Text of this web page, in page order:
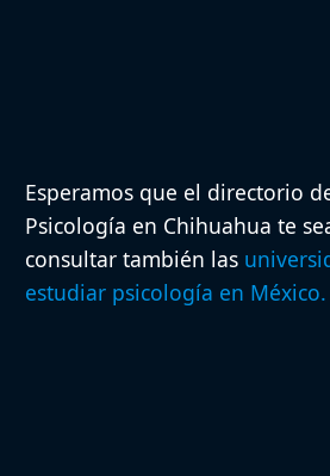
Esperamos que el directorio
Psicología en Chihuahua te
consultar también las
estudiar psicología en México.